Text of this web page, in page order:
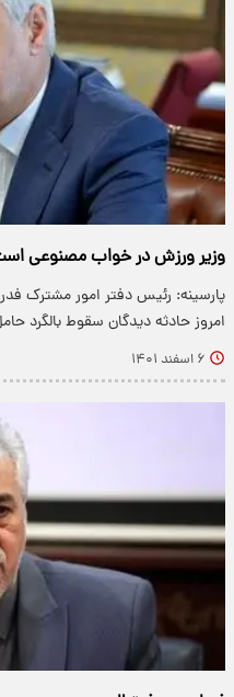
وزیر ورزش در خواب مصنوعی
پارسینه: رئیس دفتر امور مشترک
امروز حادثه دیدگان سقوط بالگرد
۶ اسفند ۱۴۰۱